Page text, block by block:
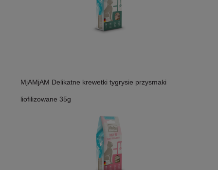
MjAMjAM Delikatne krewetki tygrysie przysmaki
liofilizowane 35g